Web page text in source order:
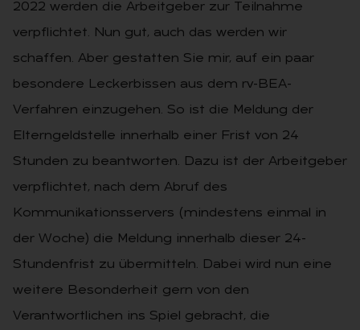
2022 werden die Arbeitgeber zur Teilnahme
verpflichtet. Nun gut, auch das werden wir
schaffen. Aber gestatten Sie mir, auf ein paar
besondere Leckerbissen aus dem rv-BEA-
Verfahren einzugehen. So ist die Meldung der
Elterngeldstelle innerhalb einer Frist von 24
Stunden zu beantworten. Dazu ist der Arbeitgeber
verpflichtet, nach dem Abruf des
Kommunikationsservers (mindestens einmal in
der Woche) die Meldung innerhalb dieser 24-
Stundenfrist zu übermitteln. Dabei wird nun eine
weitere Besonderheit gern von den
Verantwortlichen ins Spiel gebracht, die